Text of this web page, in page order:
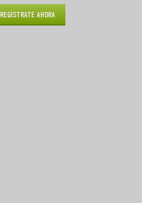
REGÍSTRATE AHORA